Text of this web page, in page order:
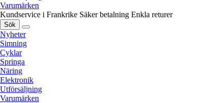
Varumärken
Kundservice i Frankrike Säker betalning Enkla returer
Sök
Nyheter
Simning
Cyklar
Springa
Näring
Elektronik
Utförsäljning
Varumärken